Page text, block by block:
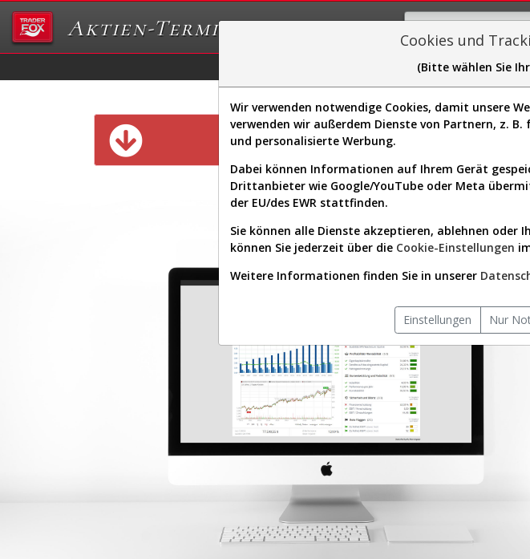
Aktien-Terminal
Sector-Spider
Diese Funktion ist nur
Cookies und
(Bitte wählen Sie
Wir verwenden notwendige Cookies, damit unsere
verwenden wir außerdem Dienste von Partnern, z.
und personalisierte Werbung.
Dabei können Informationen auf Ihrem Gerät
Drittanbieter wie Google/YouTube oder Meta
der EU/des EWR stattfinden.
Sie können alle Dienste akzeptieren, ablehnen oder
können Sie jederzeit über die Cookie-Einstellungen
Weitere Informationen finden Sie in unserer
Einstellungen Nur